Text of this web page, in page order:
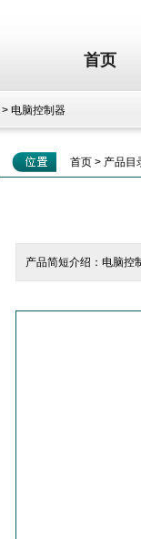
首页
> 电脑控制器
首页 > 产品目
产品简短介绍：电脑控